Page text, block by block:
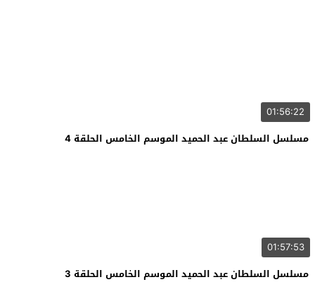
01:56:22
مسلسل السلطان عبد الحميد الموسم الخامس الحلقة 4
01:57:53
مسلسل السلطان عبد الحميد الموسم الخامس الحلقة 3